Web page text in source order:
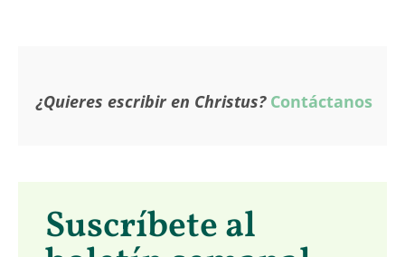
¿Quieres escribir en Christus? Contáctanos
Suscríbete al